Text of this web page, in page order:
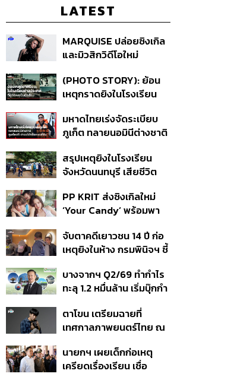
LATEST
MARQUISE ปล่อยซิงเกิล
และมิวสิกวิดีโอใหม่
สัมพันธ์สุด Toxic
(PHOTO STORY): ย้อน
เหตุกราดยิงในโรงเรียน
นักเรียน
มหาดไทยเร่งจัดระเบียบ
ภูเก็ต ทลายนอมินีต่างชาติ
ที่ดิน เคลียร์ใบอนุญาต
โรงแรมค้าง 7 ปี
สรุปเหตุยิงในโรงเรียน
จังหวัดนนทบุรี เสียชีวิต
ปมค้นประวัติคดีกราดยิงที่
สหรัฐฯ
PP KRIT ส่งซิงเกิลใหม่
‘Your Candy’ พร้อมพา
สิกวิดีโอ
จับตาคดีเยาวชน 14 ปี ก่อ
เหตุยิงในห้าง กรมพินิจฯ ชี้
เนื่อง ประเมินปล่อยตัว
บางจากฯ Q2/69 ทำกำไร
ทะลุ 1.2 หมื่นล้าน เริ่มบุ๊กกำ
แรก หนุนรายได้ครึ่งปีทะลุ
3.2 แสนล้าน
ตาโขน เตรียมฉายที่
เทศกาลภาพยนตร์ไทย ณ
นายกฯ เผยเด็กก่อเหตุ
เครียดเรื่องเรียน เชื่อ